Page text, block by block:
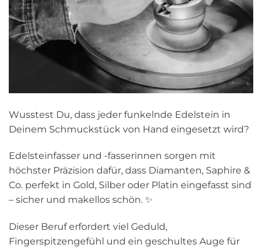
Wusstest Du, dass jeder funkelnde Edelstein in
Deinem Schmuckstück von Hand eingesetzt wird?
Edelsteinfasser und -fasserinnen sorgen mit
höchster Präzision dafür, dass Diamanten, Saphire &
Co. perfekt in Gold, Silber oder Platin eingefasst sind
– sicher und makellos schön. ✨
Dieser Beruf erfordert viel Geduld,
Fingerspitzengefühl und ein geschultes Auge für